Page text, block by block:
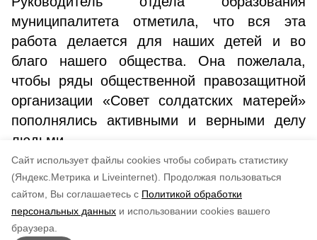
Cайт использует файлы cookies чтобы собирать статистику
(Яндекс.Метрика и Liveinternet).
Продолжая пользоваться
сайтом, Вы соглашаетесь с Политикой обработки
персональных данных и использовании cookies вашего
браузера.
муниципалитета отметила, что вся эта
работа делается для наших детей и во
благо нашего общества. Она пожелала,
чтобы ряды общественной правозащитной
организации «Совет солдатских матерей»
пополнялись активными и верными делу
людьми.
Авторы: Ольга Титова
по оценке